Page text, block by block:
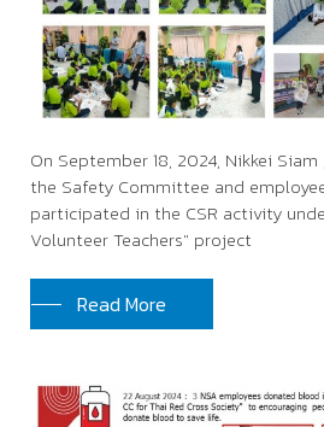
On September 18, 2024, Nikkei
the Safety Committee and
participated in the CSR activity
Volunteer Teachers" project
Read More